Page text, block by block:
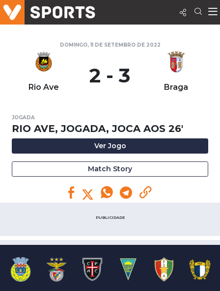
DOMINGO, 11 DE SETEMBRO DE 2022
Rio Ave 2 - 3 Braga
JOGADA
RIO AVE, JOGADA, JOCA AOS 26'
Ver Jogo
Match Story
PUBLICIDADE